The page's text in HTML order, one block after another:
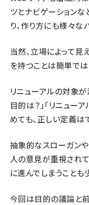
ツとナビゲーション
り、作り方にも様々な
当然、立場によって
を持つことは簡単では
リニューアルの対象が
目的は？」「リニュー
めても、正しい定義は
抽象的なスローガン
人の意見が重視され
に進んでしまうことも
今回は目的の議論と